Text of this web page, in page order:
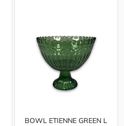
BOWL ETIENNE GREEN L